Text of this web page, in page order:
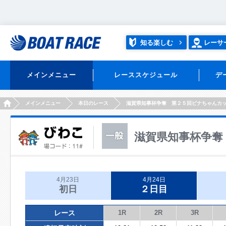
知る楽しむ レーサ
メインメニュー レーススケジュール デ
HOMEメインメニュー 本日のレース 滋賀県知事杯争奪 第２５回ビナちゃんカ
滋賀県知事杯争
4月23日
初日
4月24日
２日目
レース 1R 2R 3R